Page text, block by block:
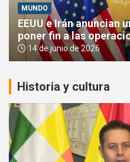
MUNDO
EEUU e Irán anuncian
poner fin a las
14 de junio de 2026
Historia y cultura